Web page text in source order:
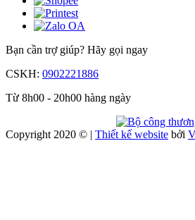
Bạn cần trợ giúp? Hãy gọi ngay
CSKH: 0902221886
Từ 8h00 - 20h00 hàng ngày
Copyright 2020 © | Thiết kế website bởi